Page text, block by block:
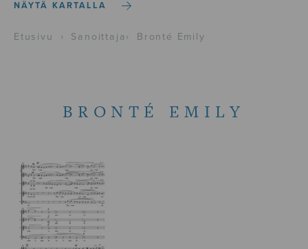
NÄYTÄ KARTALLA
Etusivu › Sanoittaja › Bronté Emily
BRONTÉ EMILY